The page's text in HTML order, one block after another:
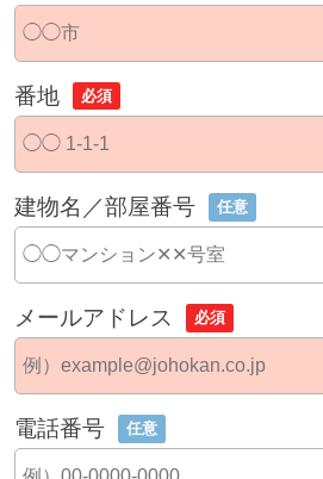
番地 必須
建物名／部屋番号 任意
メールアドレス 必須
電話番号 任意